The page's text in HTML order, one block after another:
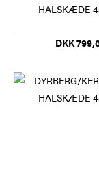
HALSKÆDE
DKK